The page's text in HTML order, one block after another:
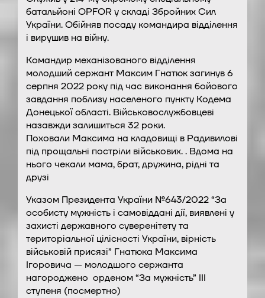
батальйоні OPFOR у складі Збройних Сил
України. Обійняв посаду командира відділення
і вирушив на війну.
Командир механізованого відділення
молодший сержант Максим Гнатюк загинув 6
серпня 2022 року під час виконання бойового
завдання поблизу населеного пункту Кодема
Донецької області. Військовослужбовцеві
назавжди залишиться 32 роки.
Поховали Максима на кладовищі в Радивилові
під прощальні постріли військових. . Вдома на
нього чекали мама, брат, дружина, рідні та
друзі
Указом Президента України №643/2022 “За
особисту мужність і самовіддані дії, виявлені у
захисті державного суверенітету та
територіальної цілісності України, вірність
військовій присязі” Гнатюка Максима
Ігоровича — молодшого сержанта
нагороджено орденом “За мужність” ІІІ
ступеня (посмертно)